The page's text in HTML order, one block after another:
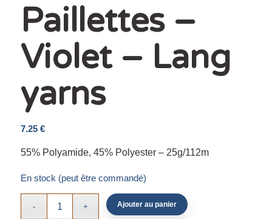
Paillettes –
Violet – Lang
yarns
7.25 €
55% Polyamide, 45% Polyester – 25g/112m
En stock (peut être commandé)
Ajouter au panier